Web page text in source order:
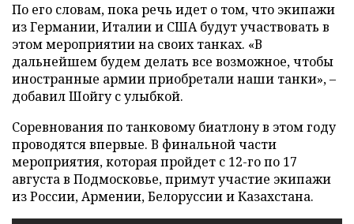
По его словам, пока речь идет о том, что экипажи
из Германии, Италии и США будут участвовать в
этом мероприятии на своих танках. «В
дальнейшем будем делать все возможное, чтобы
иностранные армии приобретали наши танки», –
добавил Шойгу с улыбкой.
Соревнования по танковому биатлону в этом году
проводятся впервые. В финальной части
мероприятия, которая пройдет с 12-го по 17
августа в Подмосковье, примут участие экипажи
из России, Армении, Белоруссии и Казахстана.